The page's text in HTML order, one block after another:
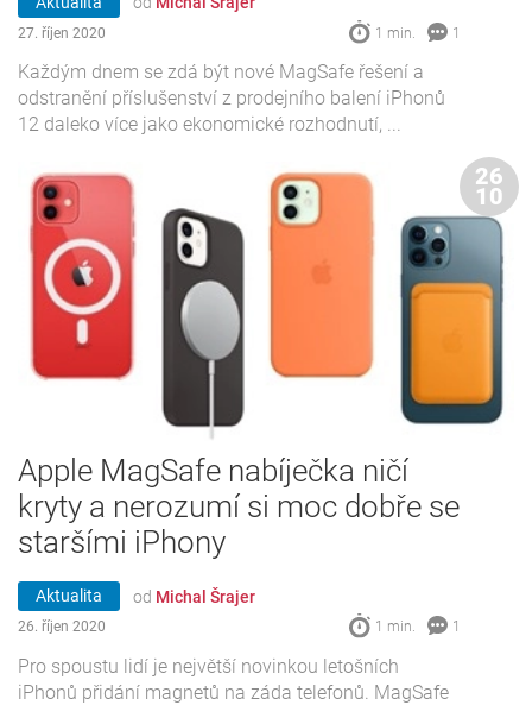
27. říjen 2020 1 min. 1
Každým dnem se zdá být nové MagSafe řešení a
odstranění příslušenství z prodejního balení iPhonů
12 daleko více jako ekonomické rozhodnutí, ...
Apple MagSafe nabíječka ničí
kryty a nerozumí si moc dobře se
staršími iPhony
Aktualita od Michal Šrajer
26. říjen 2020 1 min. 1
Pro spoustu lidí je největší novinkou letošních
iPhonů přidání magnetů na záda telefonů. MagSafe
26
10